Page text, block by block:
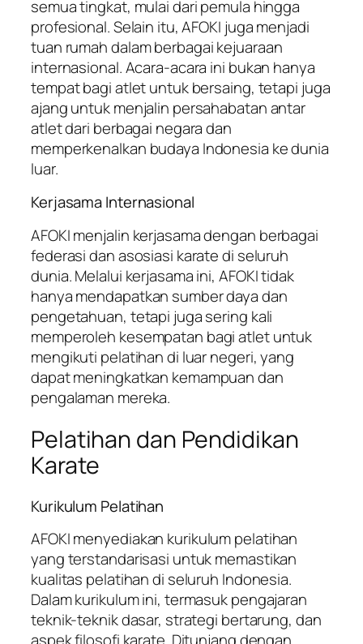
semua tingkat, mulai dari pemula hingga
profesional. Selain itu, AFOKI juga menjadi
tuan rumah dalam berbagai kejuaraan
internasional. Acara-acara ini bukan hanya
tempat bagi atlet untuk bersaing, tetapi juga
ajang untuk menjalin persahabatan antar
atlet dari berbagai negara dan
memperkenalkan budaya Indonesia ke dunia
luar.
Kerjasama Internasional
AFOKI menjalin kerjasama dengan berbagai
federasi dan asosiasi karate di seluruh
dunia. Melalui kerjasama ini, AFOKI tidak
hanya mendapatkan sumber daya dan
pengetahuan, tetapi juga sering kali
memperoleh kesempatan bagi atlet untuk
mengikuti pelatihan di luar negeri, yang
dapat meningkatkan kemampuan dan
pengalaman mereka.
Pelatihan dan Pendidikan
Karate
Kurikulum Pelatihan
AFOKI menyediakan kurikulum pelatihan
yang terstandarisasi untuk memastikan
kualitas pelatihan di seluruh Indonesia.
Dalam kurikulum ini, termasuk pengajaran
teknik-teknik dasar, strategi bertarung, dan